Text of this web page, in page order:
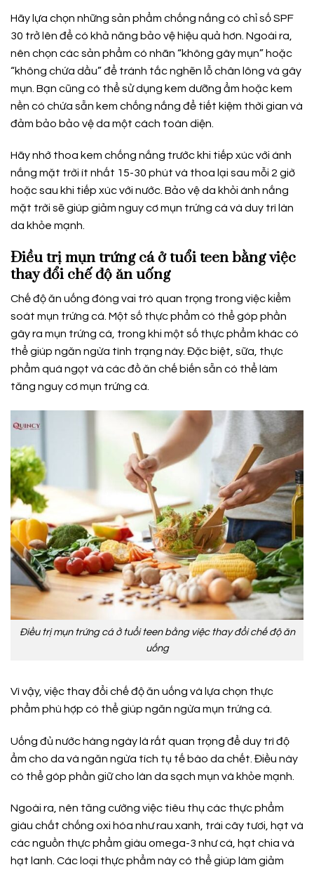
Hãy lựa chọn những sản phẩm chống nắng có chỉ số SPF
30 trở lên để có khả năng bảo vệ hiệu quả hơn. Ngoài ra,
nên chọn các sản phẩm có nhãn “không gây mụn” hoặc
“không chứa dầu” để tránh tắc nghẽn lỗ chân lông và gây
mụn. Bạn cũng có thể sử dụng kem dưỡng ẩm hoặc kem
nền có chứa sẵn kem chống nắng để tiết kiệm thời gian và
đảm bảo bảo vệ da một cách toàn diện.
Hãy nhớ thoa kem chống nắng trước khi tiếp xúc với ánh
nắng mặt trời ít nhất 15-30 phút và thoa lại sau mỗi 2 giờ
hoặc sau khi tiếp xúc với nước. Bảo vệ da khỏi ánh nắng
mặt trời sẽ giúp giảm nguy cơ mụn trứng cá và duy trì làn
da khỏe mạnh.
Điều trị mụn trứng cá ở tuổi teen bằng việc
thay đổi chế độ ăn uống
Chế độ ăn uống đóng vai trò quan trọng trong việc kiểm
soát mụn trứng cá. Một số thực phẩm có thể góp phần
gây ra mụn trứng cá, trong khi một số thực phẩm khác có
thể giúp ngăn ngừa tình trạng này. Đặc biệt, sữa, thực
phẩm quá ngọt và các đồ ăn chế biến sẵn có thể làm
tăng nguy cơ mụn trứng cá.
Điều trị mụn trứng cá ở tuổi teen bằng việc thay đổi chế độ ăn
uống
Vì vậy, việc thay đổi chế độ ăn uống và lựa chọn thực
phẩm phù hợp có thể giúp ngăn ngừa mụn trứng cá.
Uống đủ nước hàng ngày là rất quan trọng để duy trì độ
ẩm cho da và ngăn ngừa tích tụ tế bào da chết. Điều này
có thể góp phần giữ cho làn da sạch mụn và khỏe mạnh.
Ngoài ra, nên tăng cường việc tiêu thụ các thực phẩm
giàu chất chống oxi hóa như rau xanh, trái cây tươi, hạt và
các nguồn thực phẩm giàu omega-3 như cá, hạt chia và
hạt lanh. Các loại thực phẩm này có thể giúp làm giảm